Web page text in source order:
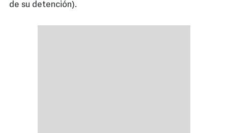
de su detención).